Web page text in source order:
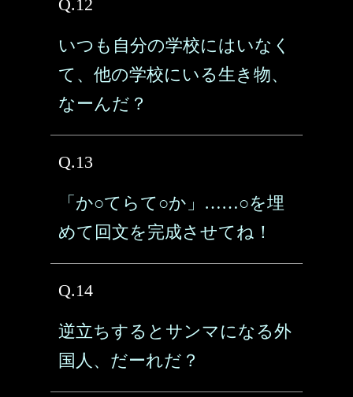
Q.12
いつも自分の学校にはいなく
て、他の学校にいる生き物、
なーんだ？
Q.13
「か○てらて○か」……○を埋
めて回文を完成させてね！
Q.14
逆立ちするとサンマになる外
国人、だーれだ？